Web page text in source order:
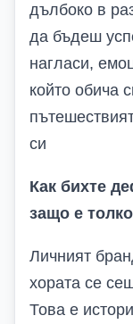
дълбоко в
да бъдеш
нагласи,
който обича
си
Как бихте
защо е
Личният
хората се
Това е